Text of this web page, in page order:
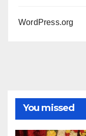
WordPress.org
You missed